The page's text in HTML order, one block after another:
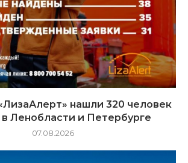
нашли 320 человек
в Ленобласти и Петербурге
07.08.2026